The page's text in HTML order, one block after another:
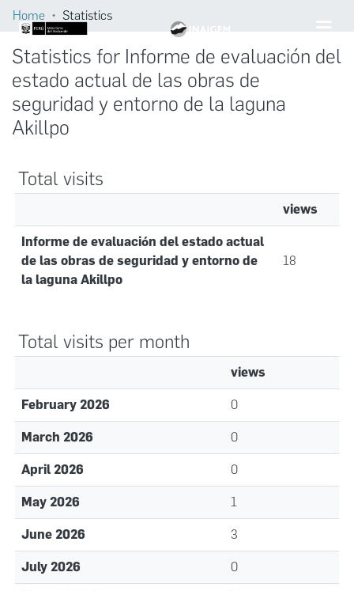
Home Statistics
Statistics for Informe de evaluación del
estado actual de las obras de
seguridad y entorno de la laguna
Akillpo
Total visits
views
Informe de evaluación del estado actual
de las obras de seguridad y entorno de
la laguna Akillpo
18
Total visits per month
views
February 2026 0
March 2026 0
April 2026 0
May 2026 1
June 2026 3
July 2026 0